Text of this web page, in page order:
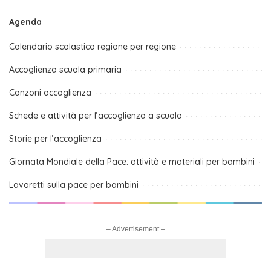
Agenda
Calendario scolastico regione per regione
Accoglienza scuola primaria
Canzoni accoglienza
Schede e attività per l’accoglienza a scuola
Storie per l’accoglienza
Giornata Mondiale della Pace: attività e materiali per bambini
Lavoretti sulla pace per bambini
– Advertisement –